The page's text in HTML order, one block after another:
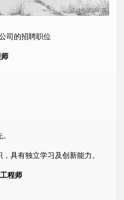
司的招聘职位
具有独立学习及创新能力。
程师